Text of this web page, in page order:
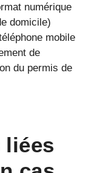
numérique
domicile)
mobile
de
du permis de